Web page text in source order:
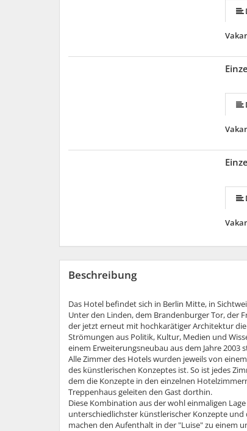
Beschreibung
Das Hotel befindet sich in Berlin Mitte, in
Unter den Linden, dem Brandenburger Tor, der
der jetzt erneut mit hochkarätiger Architektur
Strömungen aus Politik, Kultur, Medien und
einem Erweiterungsneubau aus dem Jahre
Alle Zimmer des Hotels wurden jeweils von
des künstlerischen Konzeptes ist. So ist jedes
dem die Konzepte in den einzelnen
Treppenhaus geleiten den Gast dorthin.
Diese Kombination aus der wohl einmaligen
unterschiedlichster künstlerischer Konzepte
machen den Aufenthalt in der "Luise" zu einem